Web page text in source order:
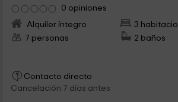
0 opiniones
Alquiler íntegro
3
7 personas
2 baños
Contacto directo
Cancelación 7 días antes